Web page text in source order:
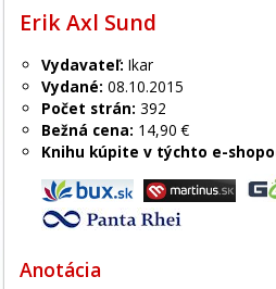
Erik Axl Sund
Vydavateľ: Ikar
Vydané: 08.10.2015
Počet strán: 392
Bežná cena: 14,90 €
Knihu kúpite v týchto e-
Anotácia